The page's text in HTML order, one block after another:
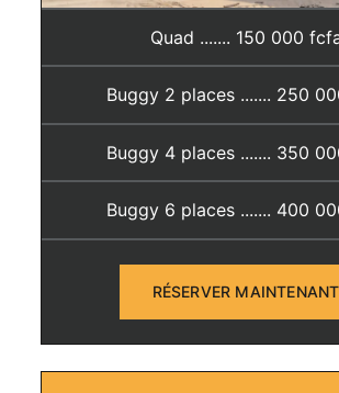
Quad ....... 150 000
Buggy 2 places ....... 250
Buggy 4 places ....... 350
Buggy 6 places ....... 400
RÉSERVER MAINTENANT